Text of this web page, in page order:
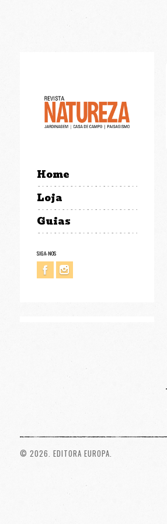
Home
Loja
Guias
SIGA-NOS
© 2026. EDITORA EUROPA.